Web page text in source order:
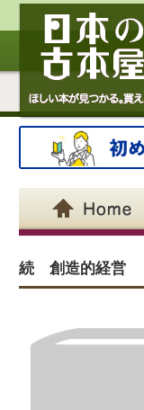
続 創造的経営